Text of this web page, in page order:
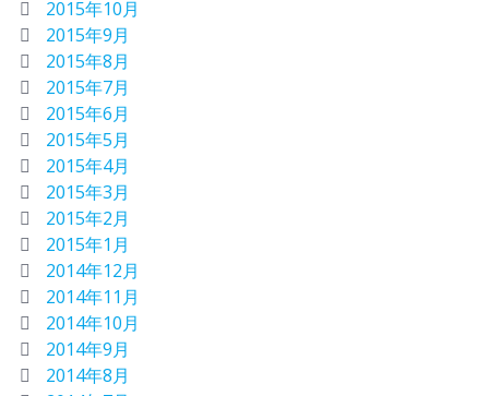
2015年10月
2015年9月
2015年8月
2015年7月
2015年6月
2015年5月
2015年4月
2015年3月
2015年2月
2015年1月
2014年12月
2014年11月
2014年10月
2014年9月
2014年8月